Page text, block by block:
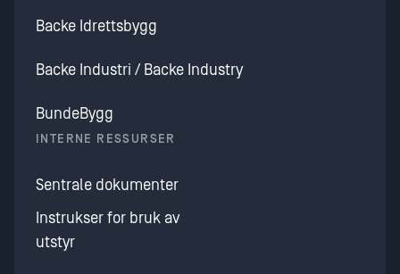
Backe Idrettsbygg
Backe Industri / Backe Industry
BundeBygg
INTERNE RESSURSER
Sentrale dokumenter
Instrukser for bruk av
utstyr